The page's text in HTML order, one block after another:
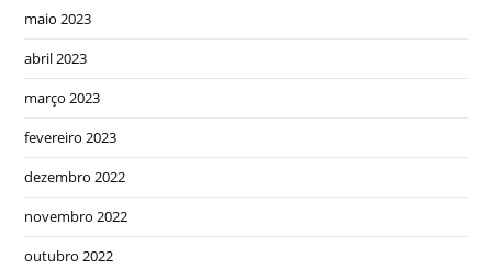
maio 2023
abril 2023
março 2023
fevereiro 2023
dezembro 2022
novembro 2022
outubro 2022